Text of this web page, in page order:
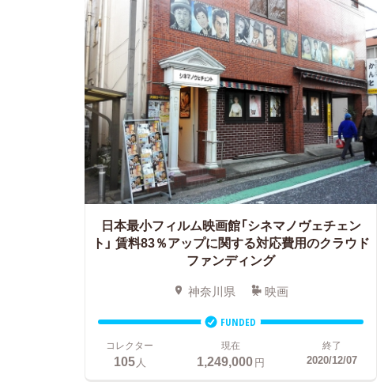
日本最小フィルム映画館「シネマノヴェチェン
ト」 賃料83％アップに関する対応費用のクラウド
ファンディング
神奈川県 映画
FUNDED
コレクター
105人
現在
1,249,000円
終了
2020/12/07